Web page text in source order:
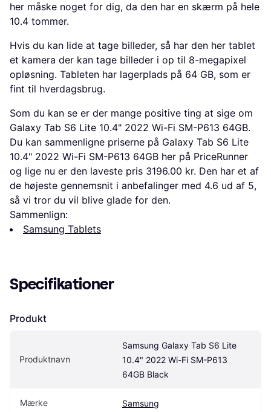
her måske noget for dig, da den har en skærm på hele
10.4 tommer.
Hvis du kan lide at tage billeder, så har den her tablet
et kamera der kan tage billeder i op til 8-megapixel
opløsning. Tableten har lagerplads på 64 GB, som er
fint til hverdagsbrug.
Som du kan se er der mange positive ting at sige om
Galaxy Tab S6 Lite 10.4" 2022 Wi-Fi SM-P613 64GB.
Du kan sammenligne priserne på Galaxy Tab S6 Lite
10.4" 2022 Wi-Fi SM-P613 64GB her på PriceRunner
og lige nu er den laveste pris 3196.00 kr. Den har et af
de højeste gennemsnit i anbefalinger med 4.6 ud af 5,
så vi tror du vil blive glade for den.
Sammenlign:
Samsung Tablets
Specifikationer
Produkt
Produktnavn
Samsung Galaxy Tab S6 Lite
10.4" 2022 Wi-Fi SM-P613
64GB Black
Mærke Samsung